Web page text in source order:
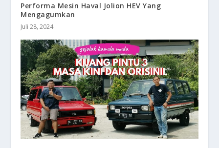
Performa Mesin Haval Jolion HEV Yang
Mengagumkan
Juli 28, 2024